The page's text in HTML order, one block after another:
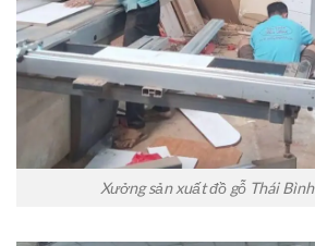
Xưởng sản xuất đồ gỗ Thái Bình